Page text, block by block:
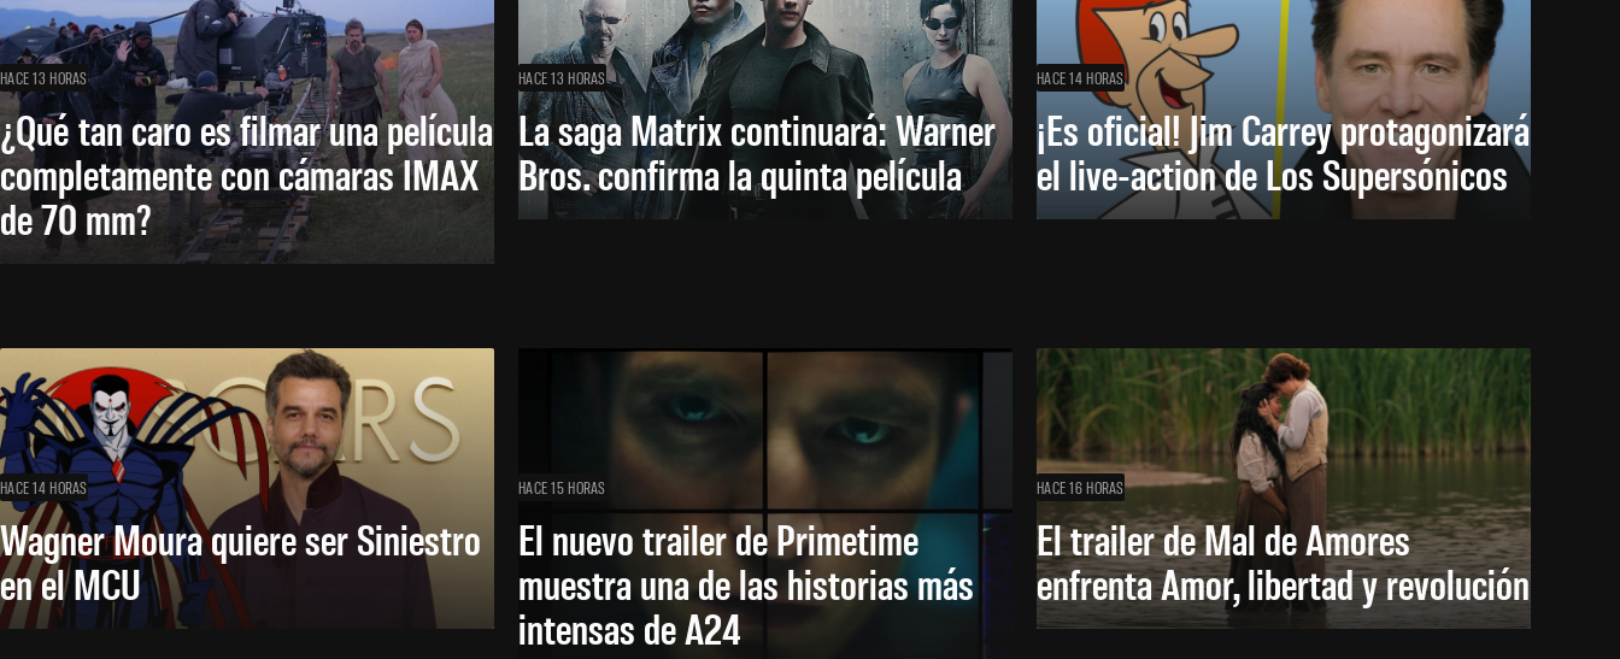
HACE 13 HORAS
¿Qué tan caro es filmar una película
completamente con cámaras IMAX
de 70 mm?
HACE 13 HORAS
La saga Matrix continuará: Warner
Bros. confirma la quinta película
HACE 14 HORAS
¡Es oficial! Jim Carrey protagonizará
el live-action de Los Supersónicos
HACE 14 HORAS
Wagner Moura quiere ser Siniestro
en el MCU
HACE 15 HORAS
El nuevo trailer de Primetime
muestra una de las historias más
intensas de A24
HACE 16 HORAS
El trailer de Mal de Amores
enfrenta Amor, libertad y revolución